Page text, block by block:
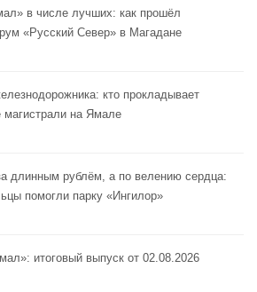
в числе лучших: как прошёл
«Русский Север» в Магадане
кто прокладывает
магистрали на Ямале
длинным рублём, а по велению сердца:
помогли парку «Ингилор»
итоговый выпуск от 02.08.2026